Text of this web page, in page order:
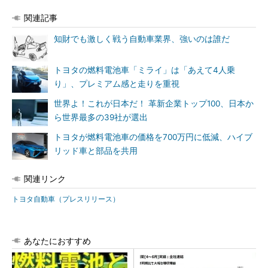
関連記事
知財でも激しく戦う自動車業界、強いのは誰だ
トヨタの燃料電池車「ミライ」は「あえて4人乗
り」、プレミアム感と走りを重視
世界よ！これが日本だ！ 革新企業トップ100、日本か
ら世界最多の39社が選出
トヨタが燃料電池車の価格を700万円に低減、ハイブ
リッド車と部品を共用
関連リンク
トヨタ自動車（プレスリリース）
あなたにおすすめ